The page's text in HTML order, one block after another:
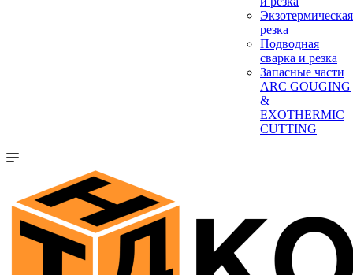
Экзотермическая
резка
Подводная
сварка и резка
Запасные части
ARC GOUGING
&
EXOTHERMIC
CUTTING